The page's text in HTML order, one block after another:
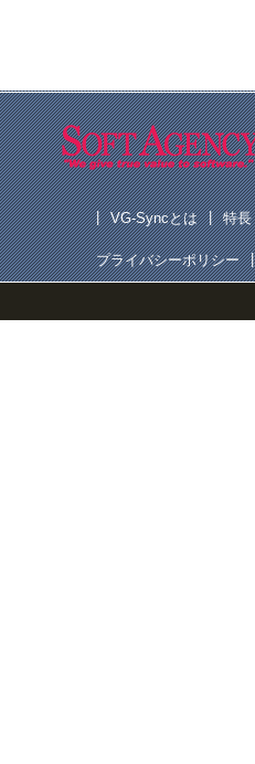
| VG-Syncとは | 特長
プライバシーポリシー |